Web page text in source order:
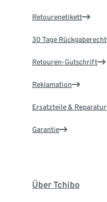
Retourenetikett
30 Tage Rückgaberecht
Retouren-Gutschrift
Reklamation
Ersatzteile & Reparatur
Garantie
Über Tchibo